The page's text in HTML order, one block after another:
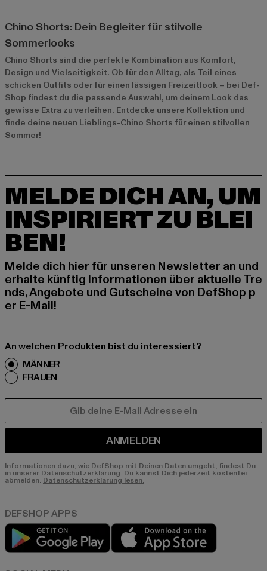
Chino Shorts: Dein Begleiter für stilvolle
Sommerlooks
Chino Shorts sind die perfekte Kombination aus Komfort,
Design und Vielseitigkeit. Ob für den Alltag, als Teil eines
schicken Outfits oder für einen lässigen Freizeitlook – bei Def-
Shop findest du die passende Auswahl, um deinem Look das
gewisse Extra zu verleihen. Entdecke unsere Kollektion und
finde deine neuen Lieblings-Chino Shorts für einen stilvollen
Sommer!
MELDE DICH AN, UM
INSPIRIERT ZU BLEI
BEN!
Melde dich hier für unseren Newsletter an und
erhalte künftig Informationen über aktuelle Tre
nds, Angebote und Gutscheine von DefShop p
er E-Mail!
An welchen Produkten bist du interessiert?
MÄNNER
FRAUEN
ANMELDEN
Informationen dazu, wie DefShop mit Deinen Daten umgeht, findest Du
in unserer Datenschutzerklärung. Du kannst Dich jederzeit kostenfei
abmelden. Datenschutzerklärung lesen.
Play market